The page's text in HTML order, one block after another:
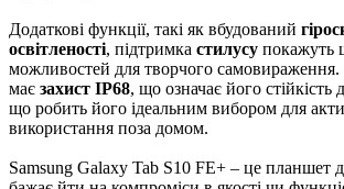
Додаткові функції, такі як вбудований
освітленості, підтримка стилусу покажуть
можливостей для творчого
має захист IP68, що означає його стійкість
що робить його ідеальним вибором для
використання поза домом.
Samsung Galaxy Tab S10 FE+ – це планшет